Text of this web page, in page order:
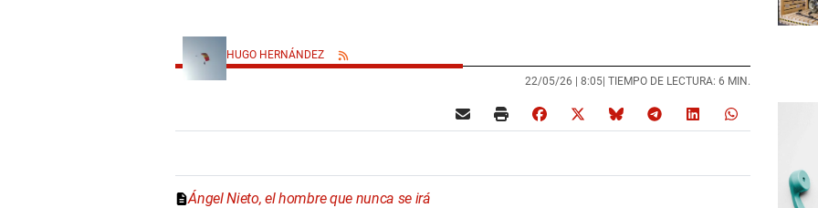
HUGO HERNÁNDEZ
22/05/26 | 8:05 | TIEMPO DE LECTURA: 6 MIN.
Ángel Nieto, el hombre que nunca se irá